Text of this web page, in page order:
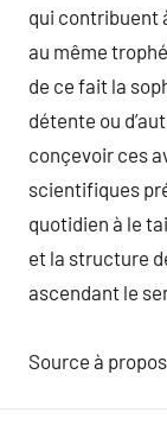
qui contribuent
au même
de ce fait la
détente ou
conçevoir ces
scientifiques
quotidien à le
et la structure
ascendant le
Source à